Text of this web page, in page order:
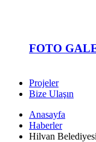
FOTO
Projeler
Bize Ulaşın
Anasayfa
Haberler
Hilvan